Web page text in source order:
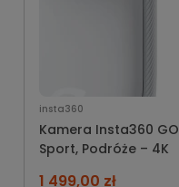
insta360
Kamera Insta360 GO
Sport, Podróże – 4K
1 499,00 zł